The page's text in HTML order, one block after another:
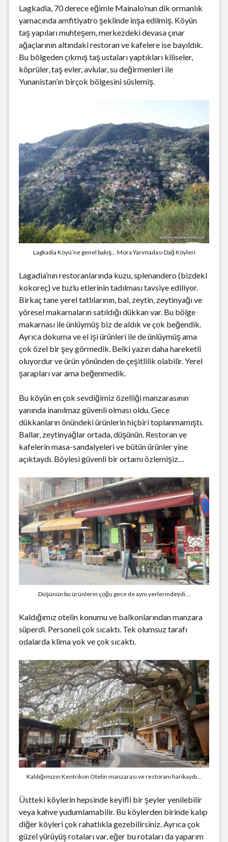
Lagkadia, 70 derece eğimle Mainalo’nun dik ormanlık
yamacında amfitiyatro şeklinde inşa edilmiş. Köyün
taş yapıları muhteşem, merkezdeki devasa çınar
ağaçlarının altındaki restoran ve kafelere ise bayıldık.
Bu bölgeden çıkmış taş ustaları yaptıkları kiliseler,
köprüler, taş evler, avlular, su değirmenleri ile
Yunanistan’ın birçok bölgesini süslemiş.
Lagkadia Köyü’ne genel bakış… Mora Yarımadası Dağ Köyleri
Lagadia’nın restoranlarında kuzu, splenandero (bizdeki
kokoreç) ve tuzlu etlerinin tadılması tavsiye ediliyor.
Birkaç tane yerel tatlılarının, bal, zeytin, zeytinyağı ve
yöresel makarnaların satıldığı dükkan var. Bu bölge
makarnası ile ünlüymüş biz de aldık ve çok beğendik.
Ayrıca dokuma ve el işi ürünleri ile de ünlüymüş ama
çok özel bir şey görmedik. Belki yazın daha hareketli
oluyordur ve ürün yönünden de çeşitlilik olabilir. Yerel
şarapları var ama beğenmedik.
Bu köyün en çok sevdiğimiz özelliği manzarasının
yanında inanılmaz güvenli olması oldu. Gece
dükkanların önündeki ürünlerin hiçbiri toplanmamıştı.
Ballar, zeytinyağlar ortada, düşünün. Restoran ve
kafelerin masa-sandalyeleri ve bütün ürünler yine
açıktaydı. Böylesi güvenli bir ortamı özlemişiz…
Düşünün bu ürünlerin çoğu gece de aynı yerlerindeydi…
Kaldığımız otelin konumu ve balkonlarından manzara
süperdi. Personeli çok sıcaktı. Tek olumsuz tarafı
odalarda klima yok ve çok sıcaktı.
Kaldığımızın Kentrikon Otelin manzarası ve restoranı harikaydı…
Üstteki köylerin hepsinde keyifli bir şeyler yenilebilir
veya kahve yudumlamabilir. Bu köylerden birinde kalıp
diğer köyleri çok rahatlıkla gezebilirsiniz. Ayrıca çok
güzel yürüyüş rotaları var, eğer bu rotaları da yaparım